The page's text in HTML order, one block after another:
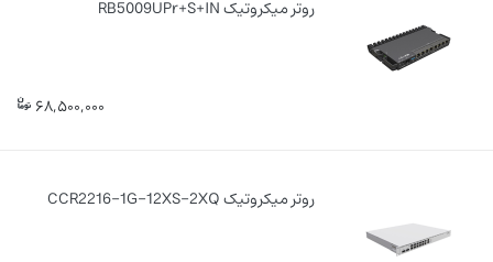
روتر میکروتیک RB5009UPr+S+IN
68,500,000
روتر میکروتیک CCR2216-1G-12XS-2XQ